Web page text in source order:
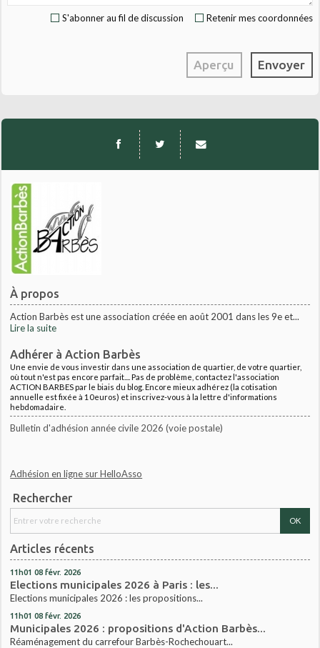
À propos
Action Barbès est une association créée en août 2001 dans les 9e et...
Lire la suite
Adhérer à Action Barbès
Une envie de vous investir dans une association de quartier, de votre quartier,
où tout n'est pas encore parfait.... Pas de problème, contactez l'association
ACTION BARBES par le biais du blog. Encore mieux adhérez (la cotisation
annuelle est fixée à 10euros) et inscrivez-vous à la lettre d'informations
hebdomadaire.
Bulletin d'adhésion année civile 2026 (voie postale)
Adhésion en ligne sur HelloAsso
Rechercher
Articles récents
11h01 08 févr. 2026
Elections municipales 2026 à Paris : les...
Elections municipales 2026 : les propositions...
11h01 08 févr. 2026
Municipales 2026 : propositions d'Action Barbès...
Réaménagement du carrefour Barbès-Rochechouart...
Retenir mes coordonnées
S'abonner au fil de discussion